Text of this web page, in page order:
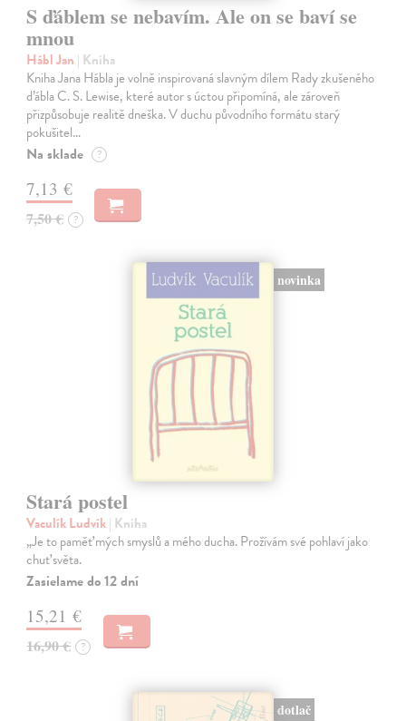
S ďáblem se nebavím. Ale on se baví se
mnou
Hábl Jan | Kniha
Kniha Jana Hábla je volně inspirovaná slavným dílem Rady zkušeného
ďábla C. S. Lewise, které autor s úctou připomíná, ale zároveň
přizpůsobuje realitě dneška. V duchu původního formátu starý
pokušitel…
Na sklade ?
7,13 €
7,50 € ?
novinka
Stará postel
Vaculík Ludvík| Kniha
„Je to paměť mých smyslů a mého ducha. Prožívám své pohlaví jako
chuť světa.
Zasielame do 12 dní
15,21 €
16,90 € ?
dotlač